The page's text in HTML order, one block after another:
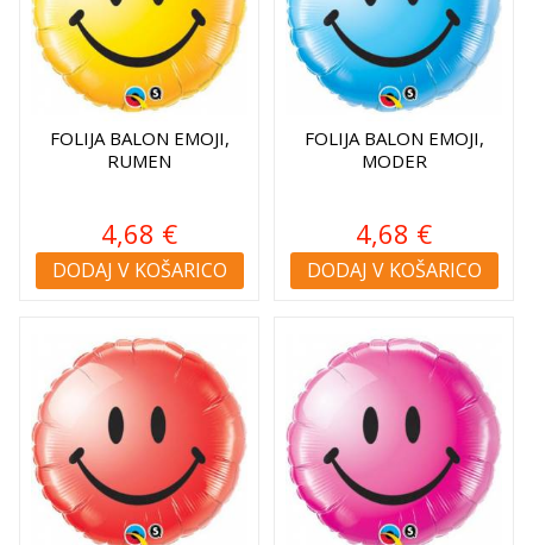
FOLIJA BALON EMOJI,
RUMEN
4,68 €
DODAJ V KOŠARICO
FOLIJA BALON EMOJI,
MODER
4,68 €
DODAJ V KOŠARICO